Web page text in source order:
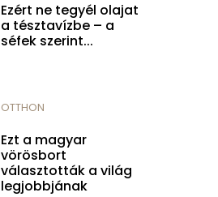
Ezért ne tegyél olajat
a tésztavízbe – a
séfek szerint...
OTTHON
Ezt a magyar
vörösbort
választották a világ
legjobbjának